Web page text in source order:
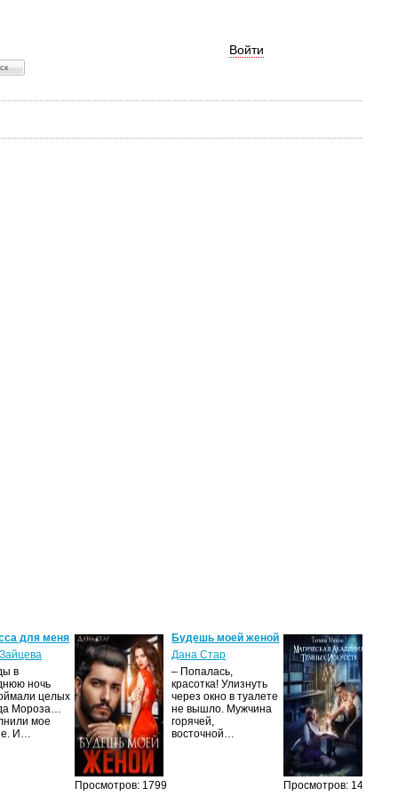
Войти
для меня
в
ночь
целых
Мороза…
мое
И…
Просмотров: 1799
Будешь моей женой
Дана Стар
– Попалась,
красотка! Улизнуть
через окно в туалете
не вышло. Мужчина
горячей,
восточной…
Просмотров: 1459